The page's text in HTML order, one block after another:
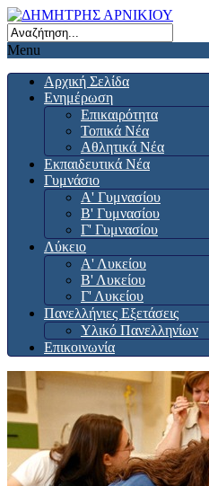
Menu
Αρχική Σελίδα
Ενημέρωση
Επικαιρότητα
Τοπικά Νέα
Αθλητικά Νέα
Εκπαιδευτικά Νέα
Γυμνάσιο
Α' Γυμνασίου
Β' Γυμνασίου
Γ' Γυμνασίου
Λύκειο
Α' Λυκείου
Β' Λυκείου
Γ' Λυκείου
Πανελλήνιες Εξετάσεις
Υλικό Πανελληνίων
Επικοινωνία